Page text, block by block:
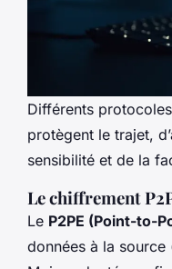
Différents
protègent le trajet,
sensibilité et de la
Le chiffrement
Le P2PE (Point-to-
données à la